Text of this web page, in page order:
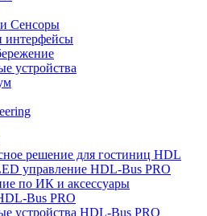
Сенсоры
устройства
решение для гостиниц HDL
управление HDL-Bus PRO
по ИК и аксессуары
Bus PRO
устройства HDL-Bus PRO